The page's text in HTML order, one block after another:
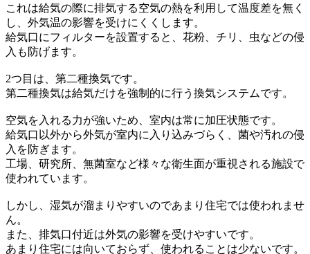
これは給気の際に排気する空気の熱を利用して温度差を無く
し、外気温の影響を受けにくくします。
給気口にフィルターを設置すると、花粉、チリ、虫などの侵
入も防げます。
2つ目は、第二種換気です。
第二種換気は給気だけを強制的に行う換気システムです。
空気を入れる力が強いため、室内は常に加圧状態です。
給気口以外から外気が室内に入り込みづらく、菌や汚れの侵
入を防ぎます。
工場、研究所、無菌室など様々な衛生面が重視される施設で
使われています。
しかし、湿気が溜まりやすいのであまり住宅では使われませ
ん。
また、排気口付近は外気の影響を受けやすいです。
あまり住宅には向いておらず、使われることは少ないです。